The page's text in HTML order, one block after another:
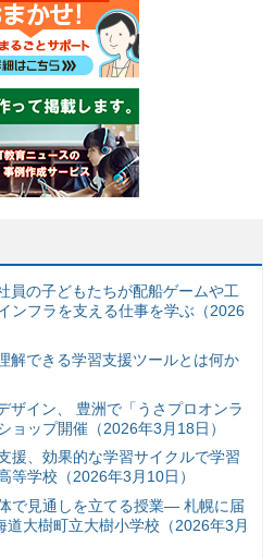
員の子どもたちが配船ゲームや工
ンフラを支える仕事を学ぶ（2026
解できる学習支援ツールとは何か
ザイン、 豊洲で「うさプロオンラ
ョップ開催（2026年3月18日）
援、効果的な学習サイクルで学習
等学校（2026年3月10日）
で見通しを立てる授業— 札幌に届
道大樹町立大樹小学校（2026年3月